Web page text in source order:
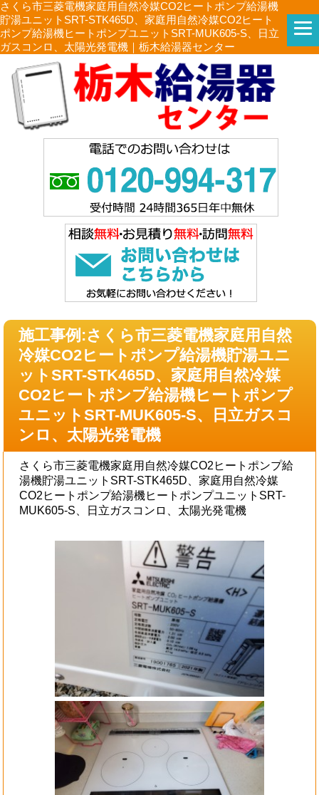
さくら市三菱電機家庭用自然冷媒CO2ヒートポンプ給湯機
貯湯ユニットSRT-STK465D、家庭用自然冷媒CO2ヒート
ポンプ給湯機ヒートポンプユニットSRT-MUK605-S、日立
ガスコンロ、太陽光発電機｜栃木給湯器センター
施工事例:さくら市三菱電機家庭用自然
冷媒CO2ヒートポンプ給湯機貯湯ユニ
ットSRT-STK465D、家庭用自然冷媒
CO2ヒートポンプ給湯機ヒートポンプ
ユニットSRT-MUK605-S、日立ガスコ
ンロ、太陽光発電機
さくら市三菱電機家庭用自然冷媒CO2ヒートポンプ給
湯機貯湯ユニットSRT-STK465D、家庭用自然冷媒
CO2ヒートポンプ給湯機ヒートポンプユニットSRT-
MUK605-S、日立ガスコンロ、太陽光発電機